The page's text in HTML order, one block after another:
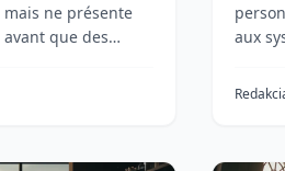
ne présente
que des
aux